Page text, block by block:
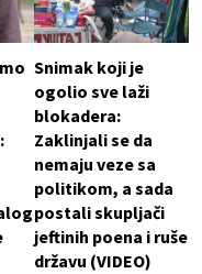
Snimak koji je
ogolio sve laži
blokadera:
Zaklinjali se da
nemaju veze sa
politikom, a sada
postali skupljači
jeftinih poena i ruše
državu (VIDEO)